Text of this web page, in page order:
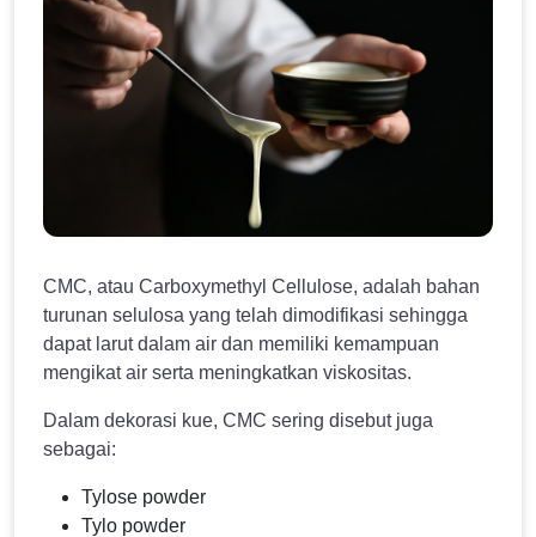
CMC, atau Carboxymethyl Cellulose, adalah bahan
turunan selulosa yang telah dimodifikasi sehingga
dapat larut dalam air dan memiliki kemampuan
mengikat air serta meningkatkan viskositas.
Dalam dekorasi kue, CMC sering disebut juga
sebagai:
Tylose powder
Tylo powder